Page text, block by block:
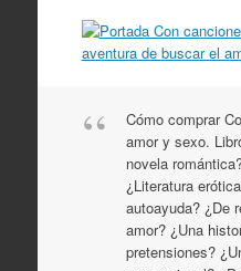
Cómo comprar
amor y sexo.
novela
¿Literatura
autoayuda? ¿De
amor? ¿Una
pretensiones?